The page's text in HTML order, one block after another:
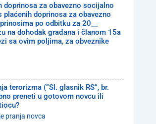
za obavezno socijalno
doprinosa za obavezno
po odbitku za 20__
na dohodak građana i članom 15a
sa ovim poljima, za obveznike
terorizma (“Sl. glasnik RS”, br.
preneti u gotovom novcu ili
pranja novca